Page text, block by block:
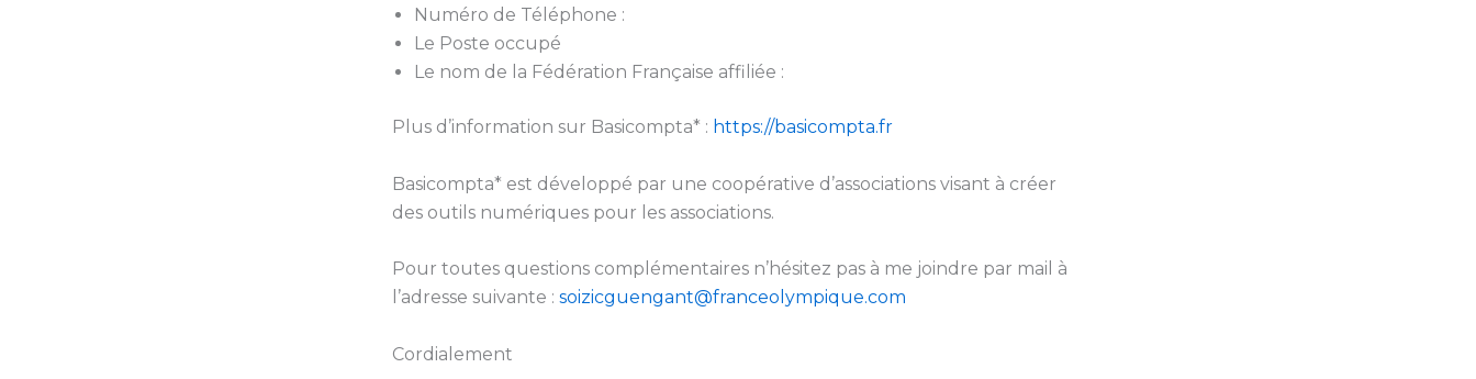
Numéro de Téléphone :
Le Poste occupé
Le nom de la Fédération Française affiliée :
Plus d’information sur Basicompta* : https://basicompta.fr
Basicompta* est développé par une coopérative d’associations visant à créer
des outils numériques pour les associations.
Pour toutes questions complémentaires n’hésitez pas à me joindre par mail à
l’adresse suivante : soizicguengant@franceolympique.com
Cordialement